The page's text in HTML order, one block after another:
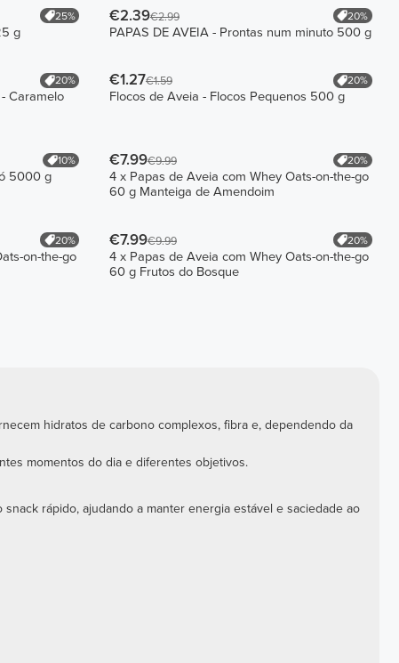
25%
g
€2.39€2.99 20%
PAPAS DE AVEIA - Prontas num minuto 500 g
20%
Caramelo
€1.27€1.59 20%
Flocos de Aveia - Flocos Pequenos 500 g
10%
5000 g
€7.99€9.99 20%
4 x Papas de Aveia com Whey Oats-on-the-go
60 g Manteiga de Amendoim
20%
on-the-go
€7.99€9.99 20%
4 x Papas de Aveia com Whey Oats-on-the-go
60 g Frutos do Bosque
hidratos de carbono complexos, fibra e, dependendo da
momentos do dia e diferentes objetivos.
rápido, ajudando a manter energia estável e saciedade ao